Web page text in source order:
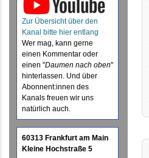
Zur Übersicht über den
Kanal bitte hier entlang
Wer mag, kann gerne
einen Kommentar oder
einen "Daumen nach oben"
hinterlassen. Und über
Abonnent:innen des
Kanals freuen wir uns
natürlich auch.
60313 Frankfurt am Main
Kleine Hochstraße 5